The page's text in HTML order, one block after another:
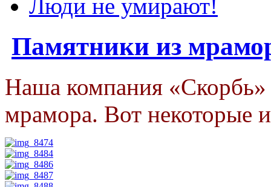
Люди не умирают!
Памятники из
Наша компания «Скорбь»
мрамора. Вот некоторые